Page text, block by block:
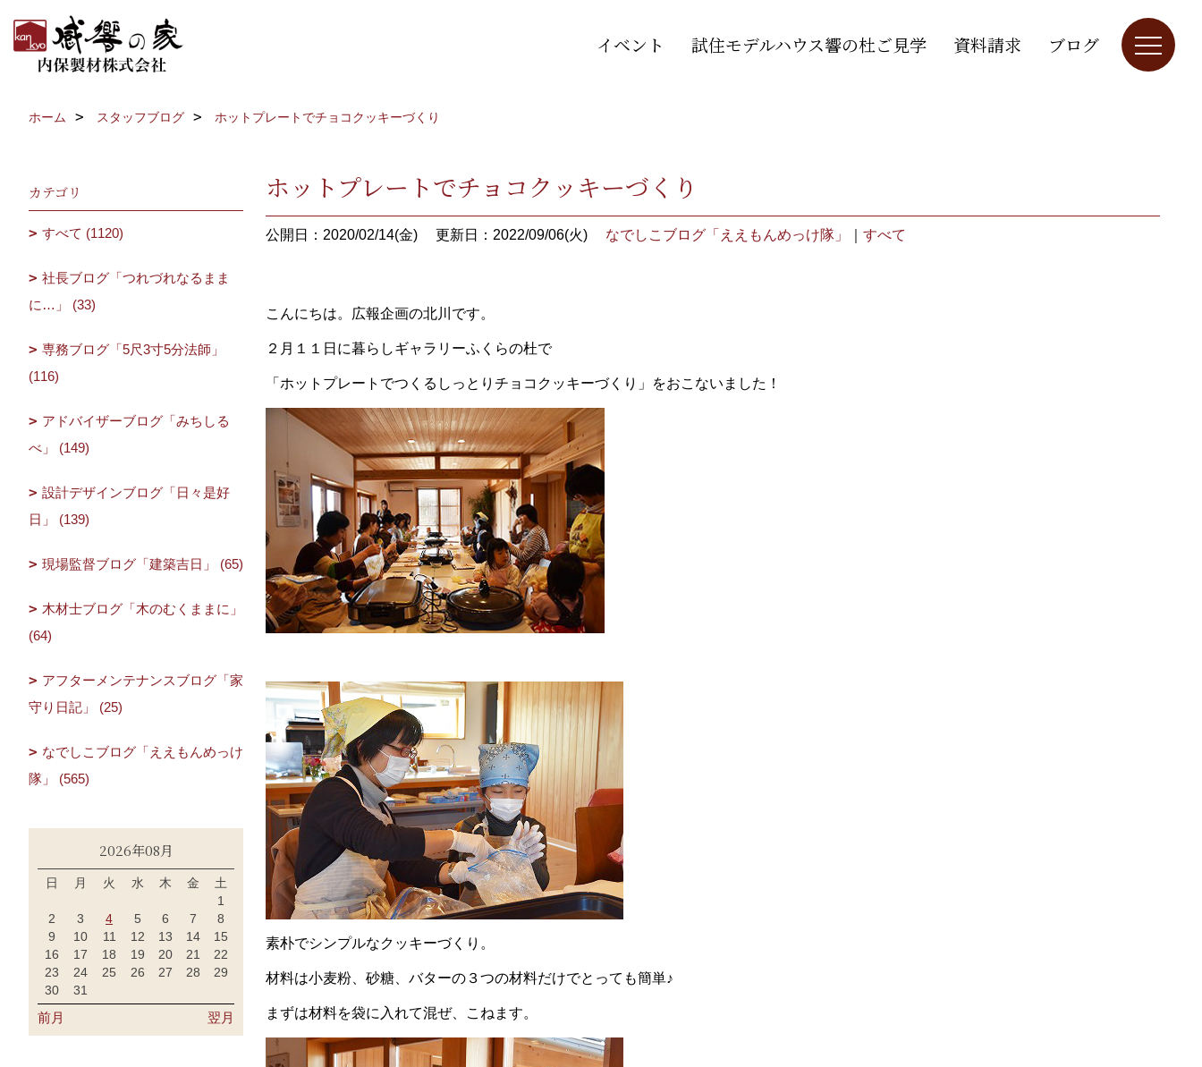
イベント 試住モデルハウス響の杜ご見学 資料請求 ブログ
ホーム スタッフブログ ホットプレートでチョコクッキーづくり
ホットプレートでチョコクッキーづくり
公開日：2020/02/14(金) 更新日：2022/09/06(火) なでしこブログ「ええもんめっけ隊」 すべて
こんにちは。広報企画の北川です。
２月１１日に暮らしギャラリーふくらの杜で
「ホットプレートでつくるしっとりチョコクッキーづくり」をおこないました！
素朴でシンプルなクッキーづくり。
材料は小麦粉、砂糖、バターの３つの材料だけでとっても簡単♪
まずは材料を袋に入れて混ぜ、こねます。
カテゴリ
すべて (1120)
社長ブログ「つれづれなるまま
に…」 (33)
専務ブログ「5尺3寸5分法師」
(116)
アドバイザーブログ「みちしる
べ」 (149)
設計デザインブログ「日々是好
日」 (139)
現場監督ブログ「建築吉日」 (65)
木材士ブログ「木のむくままに」
(64)
アフターメンテナンスブログ「家
守り日記」 (25)
なでしこブログ「ええもんめっけ
隊」 (565)
2026年08月
日 月 火 水 木 金
土
1
2
3 4 5 6 7
8
9
10 11 12 13 14
15
16
17 18 19 20 21
22
23
24 25 26 27 28
29
30
31
前月 翌月